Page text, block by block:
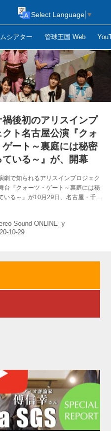
シアター 管球王国 Web
Select Language ▼
禍後初のアリスインプ
クト名古屋公演『クォ
ゲート～裏庭には秘密
ている～』が、開幕
劇で知られるアリスインプロジェク
台『クォーツ・ゲート～裏庭には秘
いる～』が10月29日、名古屋・千種
ロナ禍以降初の舞台上演実現へ向け
よる書き下ろし公演を行なう。 今回
重な経験をさせてもらっています。
み出す一歩が、お客様の一歩を後押
Sound ONLINE_y